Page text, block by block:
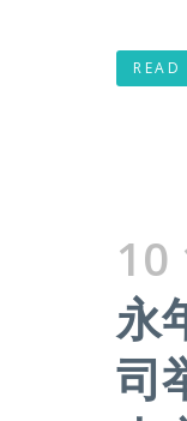
READ
10
永
司